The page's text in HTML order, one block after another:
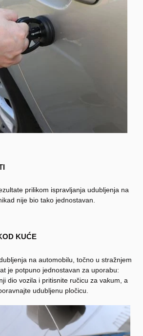
prilikom ispravljanja udubljenja na
nije bio tako jednostavan.
KUĆE
na automobilu, točno u stražnjem
je potpuno jednostavan za uporabu:
dio vozila i pritisnite ručicu za vakum, a
udubljenu pločicu.